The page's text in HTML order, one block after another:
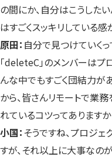
の間にか、自分はこうした
はすごくスッキリしている感
原田： 自分で見つけていく
「deleteC」のメンバーはプ
んな中でもすごく団結力が
から、皆さんリモートで業
れているコツってありますか
小国： そうですね、プロジェ
すが、それ以上に大事なの